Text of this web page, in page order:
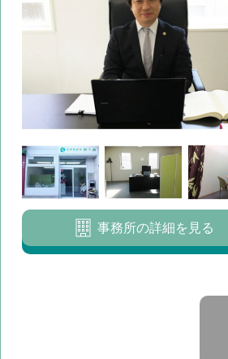
事務所の詳細を見る